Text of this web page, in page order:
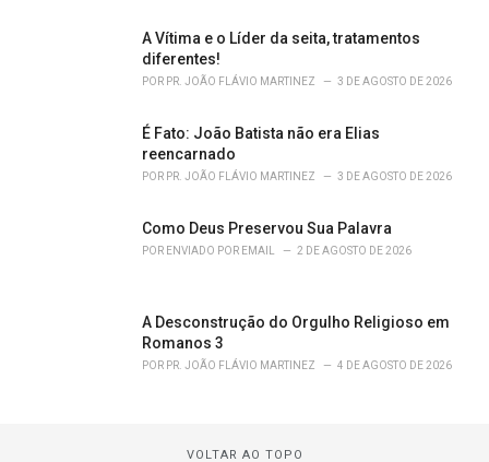
A Vítima e o Líder da seita, tratamentos
diferentes!
POR PR. JOÃO FLÁVIO MARTINEZ 3 DE AGOSTO DE 2026
É Fato: João Batista não era Elias
reencarnado
POR PR. JOÃO FLÁVIO MARTINEZ 3 DE AGOSTO DE 2026
Como Deus Preservou Sua Palavra
POR ENVIADO POR EMAIL 2 DE AGOSTO DE 2026
A Desconstrução do Orgulho Religioso em
Romanos 3
POR PR. JOÃO FLÁVIO MARTINEZ 4 DE AGOSTO DE 2026
VOLTAR AO TOPO